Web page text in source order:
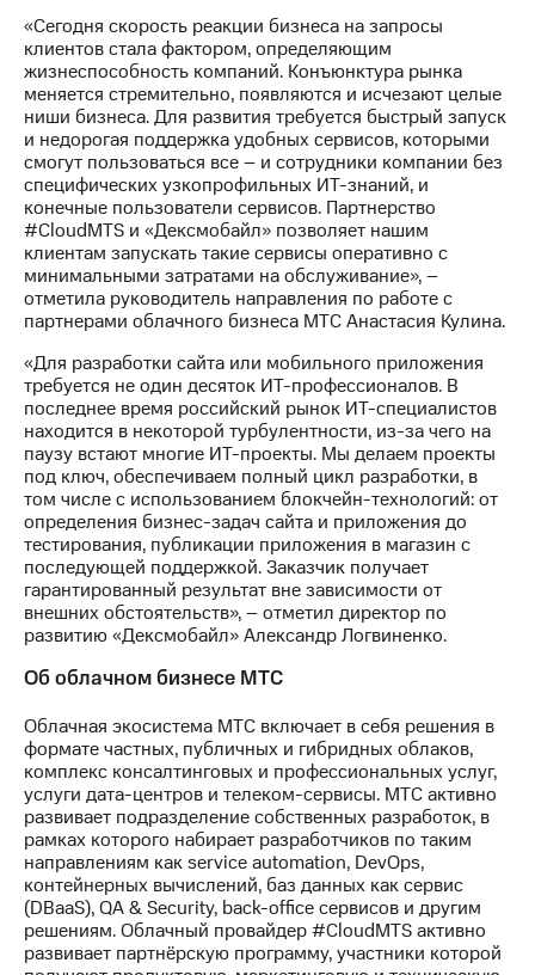
Уведомление
о
погашении
именных
облигаций
Другое
Регистратор
Реквизиты
Контакты
развитие
деловая этика
На главную
«Сегодня скорость реакции бизнеса на запросы
клиентов стала фактором, определяющим
жизнеспособность компаний. Конъюнктура рынка
меняется стремительно, появляются и исчезают целые
ниши бизнеса. Для развития требуется быстрый запуск
и недорогая поддержка удобных сервисов, которыми
смогут пользоваться все – и сотрудники компании без
специфических узкопрофильных ИТ-знаний, и
конечные пользователи сервисов. Партнерство
#CloudMTS и «Дексмобайл» позволяет нашим
клиентам запускать такие сервисы оперативно с
минимальными затратами на обслуживание», –
отметила руководитель направления по работе с
партнерами облачного бизнеса МТС Анастасия Кулина.
«Для разработки сайта или мобильного приложения
требуется не один десяток ИТ-профессионалов. В
последнее время российский рынок ИТ-специалистов
находится в некоторой турбулентности, из-за чего на
паузу встают многие ИТ-проекты. Мы делаем проекты
под ключ, обеспечиваем полный цикл разработки, в
том числе с использованием блокчейн-технологий: от
определения бизнес-задач сайта и приложения до
тестирования, публикации приложения в магазин с
последующей поддержкой. Заказчик получает
гарантированный результат вне зависимости от
внешних обстоятельств», – отметил директор по
развитию «Дексмобайл» Александр Логвиненко.
Об облачном бизнесе МТС
Облачная экосистема МТС включает в себя решения в
формате частных, публичных и гибридных облаков,
комплекс консалтинговых и профессиональных услуг,
услуги дата-центров и телеком-сервисы. МТС активно
развивает подразделение собственных разработок, в
рамках которого набирает разработчиков по таким
направлениям как service automation, DevOps,
контейнерных вычислений, баз данных как сервис
(DBaaS), QA & Security, back-office сервисов и другим
решениям. Облачный провайдер #CloudMTS активно
развивает партнёрскую программу, участники которой